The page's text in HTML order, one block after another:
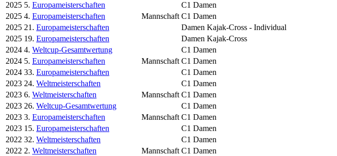
2025 5. Europameisterschaften
C1 Damen
2025 4. Europameisterschaften Mannschaft C1 Damen
2025 21. Europameisterschaften
Damen Kajak-Cross - Individual
2025 19. Europameisterschaften
Damen Kajak-Cross
2024 4. Weltcup-Gesamtwertung
C1 Damen
2024 5. Europameisterschaften Mannschaft C1 Damen
2024 33. Europameisterschaften
C1 Damen
2023 24. Weltmeisterschaften
C1 Damen
2023 6. Weltmeisterschaften Mannschaft C1 Damen
2023 26. Weltcup-Gesamtwertung
C1 Damen
2023 3. Europameisterschaften Mannschaft C1 Damen
2023 15. Europameisterschaften
C1 Damen
2022 32. Weltmeisterschaften
C1 Damen
2022 2. Weltmeisterschaften Mannschaft C1 Damen